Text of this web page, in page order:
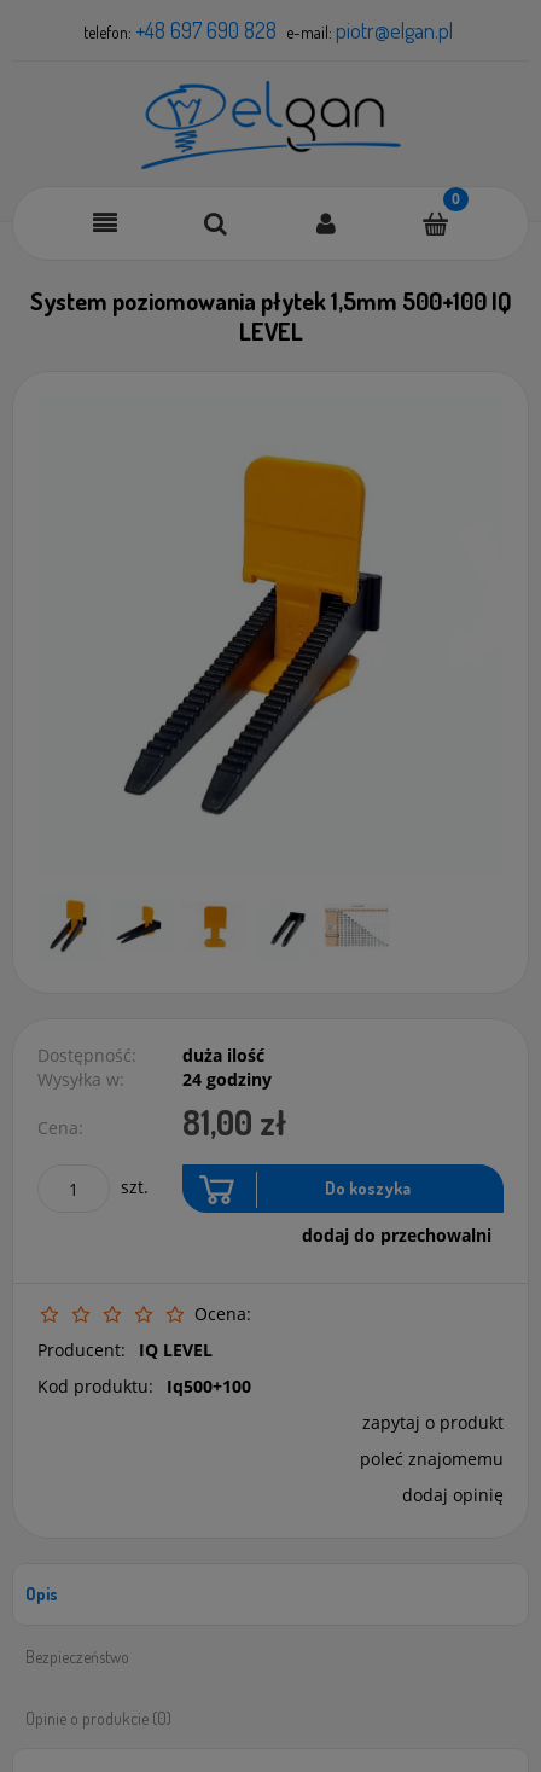
telefon: +48 697 690 828 e-mail: piotr@elgan.pl
System poziomowania płytek 1,5mm 500+100 IQ
LEVEL
Dostępność:
duża ilość
Wysyłka w:
24 godziny
Cena: 81,00 zł
szt. Do koszyka
dodaj do przechowalni
Ocena:
Producent:
IQ LEVEL
Kod produktu:
Iq500+100
zapytaj o produkt
poleć znajomemu
dodaj opinię
Opis
Bezpieczeństwo
Opinie o produkcie (0)